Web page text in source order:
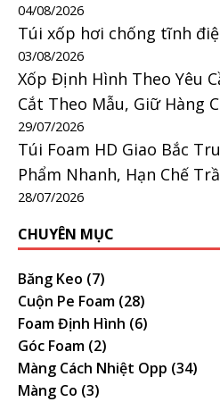
04/08/2026
Túi xốp hơi chống tĩnh
03/08/2026
Xốp Định Hình Theo Yêu
Cắt Theo Mẫu, Giữ Hàng
29/07/2026
Túi Foam HD Giao Bắc
Phẩm Nhanh, Hạn Chế
28/07/2026
CHUYÊN MỤC
Băng Keo (7)
Cuộn Pe Foam (28)
Foam Định Hình (6)
Góc Foam (2)
Màng Cách Nhiệt Opp (34)
Màng Co (3)